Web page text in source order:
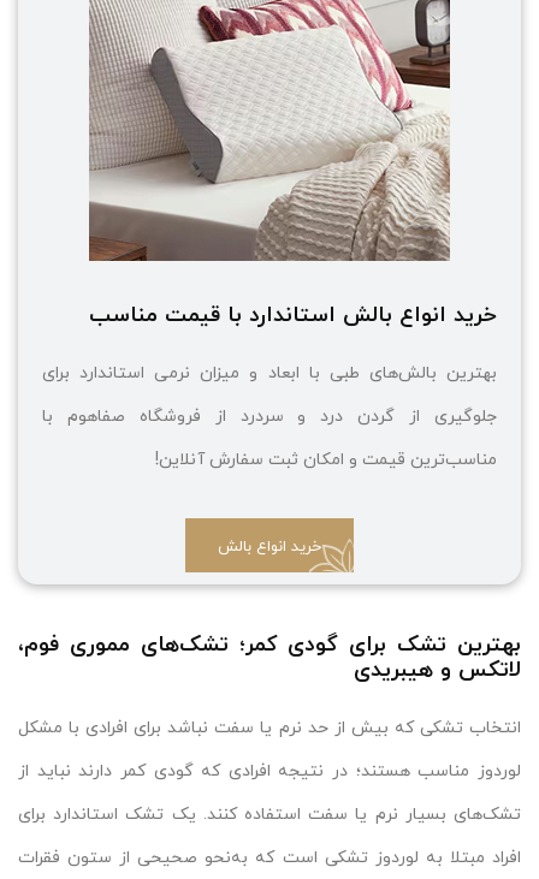
خرید انواع بالش استاندارد با قیمت مناسب
بهترین بالش‌های طبی با ابعاد و میزان نرمی استاندارد برای
جلوگیری از گردن درد و سردرد از فروشگاه صفاهوم با
مناسب‌ترین قیمت و امکان ثبت سفارش آنلاین!
خرید انواع بالش
بهترین تشک برای گودی کمر؛ تشک‌های مموری فوم،
لاتکس و هیبریدی
انتخاب تشکی که بیش از حد نرم یا سفت نباشد برای افرادی با مشکل
لوردوز مناسب هستند؛ در نتیجه افرادی که گودی کمر دارند نباید از
تشک‌های بسیار نرم یا سفت استفاده کنند. یک تشک استاندارد برای
افراد مبتلا به لوردوز تشکی است که به‌نحو صحیحی از ستون فقرات